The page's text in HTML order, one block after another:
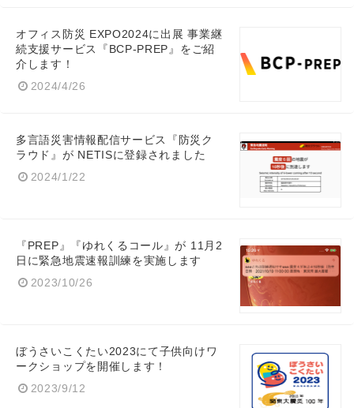
オフィス防災 EXPO2024に出展 事業継
続支援サービス『BCP-PREP』をご紹
介します！
2024/4/26
多言語災害情報配信サービス『防災ク
ラウド』が NETISに登録されました
2024/1/22
『PREP』『ゆれくるコール』が 11月2
日に緊急地震速報訓練を実施します
2023/10/26
ぼうさいこくたい2023にて子供向けワ
ークショップを開催します！
2023/9/12